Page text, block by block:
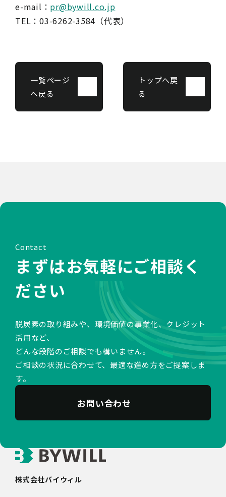
e-mail： pr@bywill.co.jp
TEL：03-6262-3584（代表）
一覧ページ
へ戻る
トップへ戻
る
Contact
まずはお気軽にご相談く
ださい
脱炭素の取り組みや、環境価値の事業化、クレジット
活用など、
どんな段階のご相談でも構いません。
ご相談の状況に合わせて、最適な進め方をご提案しま
す。
お問い合わせ
株式会社バイウィル